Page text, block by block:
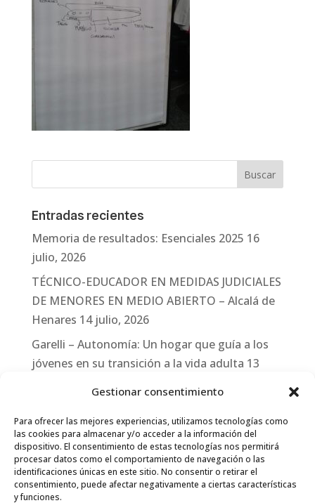
Gestionar consentimiento
Para ofrecer las mejores experiencias, utilizamos tecnologías como
las cookies para almacenar y/o acceder a la información del
dispositivo. El consentimiento de estas tecnologías nos permitirá
procesar datos como el comportamiento de navegación o las
identificaciones únicas en este sitio. No consentir o retirar el
consentimiento, puede afectar negativamente a ciertas características
y funciones.
Entradas recientes
Memoria de resultados: Esenciales 2025 16
julio, 2026
TÉCNICO-EDUCADOR EN MEDIDAS JUDICIALES
DE MENORES EN MEDIO ABIERTO – Alcalá de
Henares 14 julio, 2026
Garelli – Autonomía: Un hogar que guía a los
jóvenes en su transición a la vida adulta 13
Garelli-Refugio: Acciones de empleo en el
marco del Sistema de Acogida de Protección
Internacional 10 julio, 2026